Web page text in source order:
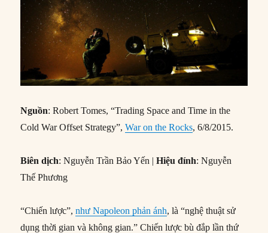
Nguồn: Robert Tomes, “Trading Space and Time in the
Cold War Offset Strategy”,War on the Rocks, 6/8/2015.
Biên dịch: Nguyễn Trần Bảo Yến |Hiệu đính: Nguyễn
Thế Phương
“Chiến lược”,như Napoleon phản ánh, là “nghệ thuật sử
dụng thời gian và không gian.” Chiến lược bù đắp lần thứ